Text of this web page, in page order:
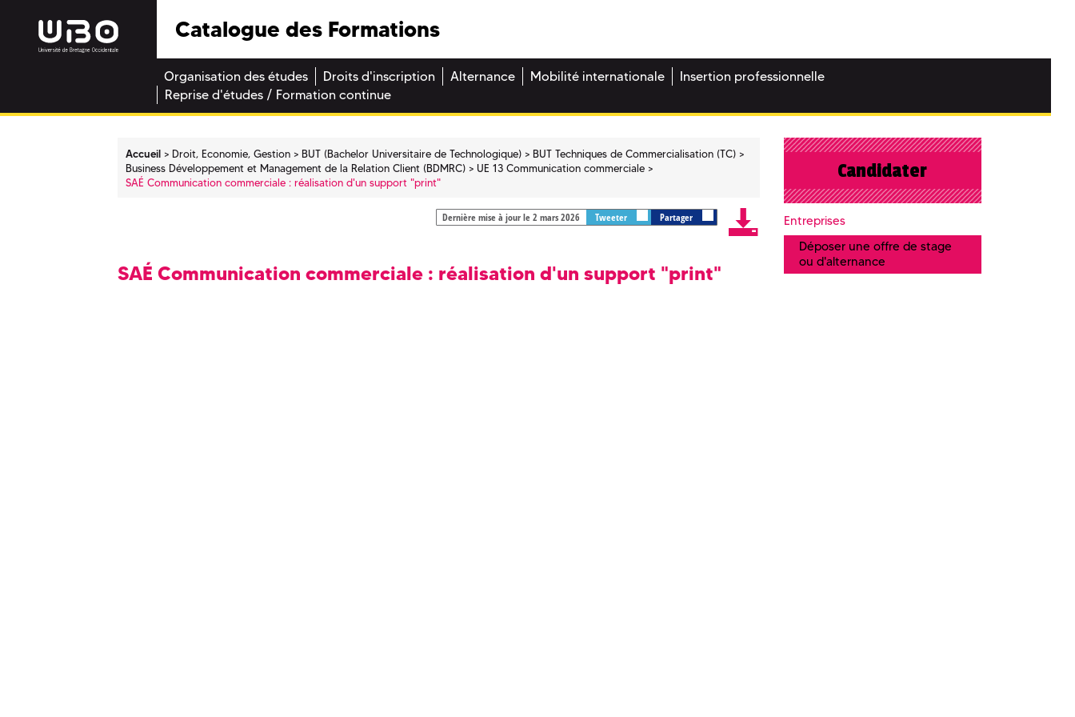
Catalogue des Formations
Organisation des études Droits d'inscription Alternance Mobilité internationale
Insertion professionnelle
Reprise d'études / Formation continue
Accueil Droit, Economie, Gestion BUT (Bachelor Universitaire de Technologique)
BUT Techniques de Commercialisation (TC)
Business Développement et Management de la Relation Client (BDMRC)
UE 13 Communication commerciale
SAÉ Communication commerciale : réalisation d'un support "print"
Dernière mise à jour le 2 mars 2026 Tweeter Partager
SAÉ Communication commerciale : réalisation d'un support "print"
Candidater
Entreprises
Déposer une offre de stage
ou d'alternance